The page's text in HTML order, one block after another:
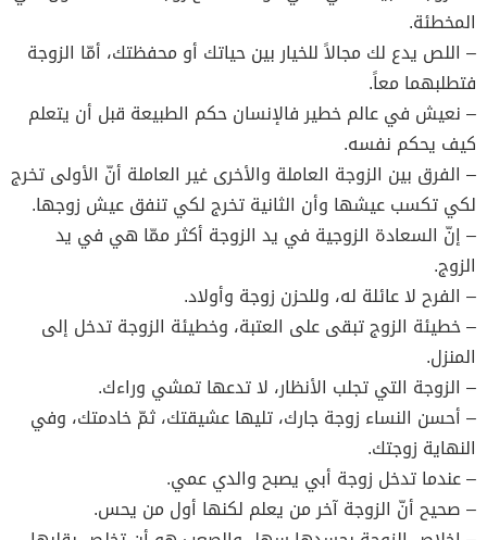
المخطئة.
– اللص يدع لك مجالاً للخيار بين حياتك أو محفظتك، أمّا الزوجة
فتطلبهما معاً.
– نعيش في عالم خطير فالإنسان حكم الطبيعة قبل أن يتعلم
كيف يحكم نفسه.
– الفرق بين الزوجة العاملة والأخرى غير العاملة أنّ الأولى تخرج
لكي تكسب عيشها وأن الثانية تخرج لكي تنفق عيش زوجها.
– إنّ السعادة الزوجية في يد الزوجة أكثر ممّا هي في يد
الزوج.
– الفرح لا عائلة له، وللحزن زوجة وأولاد.
– خطيئة الزوج تبقى على العتبة، وخطيئة الزوجة تدخل إلى
المنزل.
– الزوجة التي تجلب الأنظار، لا تدعها تمشي وراءك.
– أحسن النساء زوجة جارك، تليها عشيقتك، ثمّ خادمتك، وفي
النهاية زوجتك.
– عندما تدخل زوجة أبي يصبح والدي عمي.
– صحيح أنّ الزوجة آخر من يعلم لكنها أول من يحس.